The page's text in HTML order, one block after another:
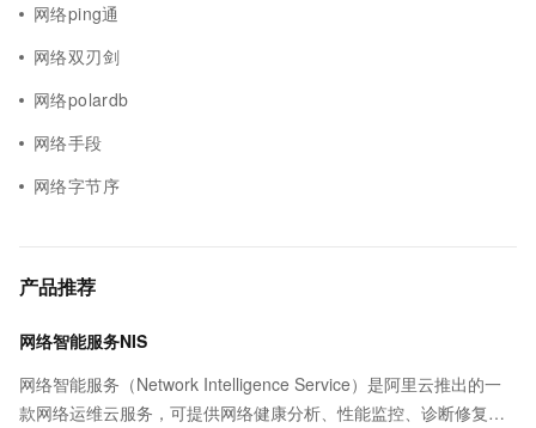
网络ping通
网络双刃剑
网络polardb
网络手段
网络字节序
产品推荐
网络智能服务NIS
网络智能服务（Network Intelligence Service）是阿里云推出的一
款网络运维云服务，可提供网络健康分析、性能监控、诊断修复、